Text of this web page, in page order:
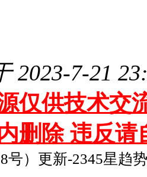
2023-7-21
仅供技术交
删除 违反
号）更新-2345星趋